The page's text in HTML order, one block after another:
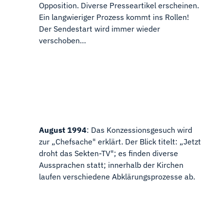
Opposition. Diverse Presseartikel erscheinen.
Ein langwieriger Prozess kommt ins Rollen!
Der Sendestart wird immer wieder
verschoben…
August 1994: Das Konzessionsgesuch wird
zur „Chefsache" erklärt. Der Blick titelt: „Jetzt
droht das Sekten-TV"; es finden diverse
Aussprachen statt; innerhalb der Kirchen
laufen verschiedene Abklärungsprozesse ab.